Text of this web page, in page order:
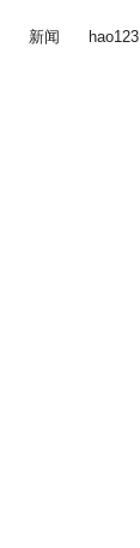
新闻 hao123